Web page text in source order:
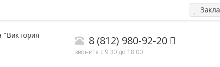
8 (812) 980-92-20
звоните с 9:30 до 18:00